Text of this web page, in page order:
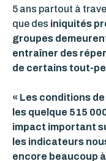
5 ans partout à
que des iniquités
groupes
entraîner des
de certains tout-
« Les conditions
les quelque 515
impact important
les indicateurs
encore beaucoup